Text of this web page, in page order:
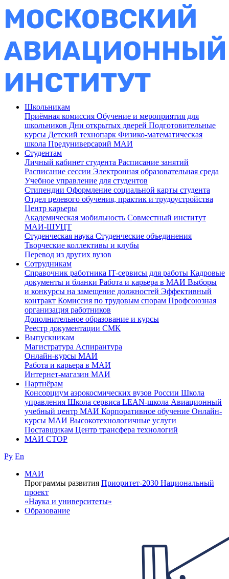
Школьникам
Приёмная комиссия Обучение и мероприятия для
школьников Дни открытых дверей Подготовительные
курсы Детский технопарк Физико-математическая
школа Предуниверсарий МАИ
Студентам
Личный кабинет студента Расписание занятий
Расписание сессии Электронная образовательная среда
Учебное управление для студентов
Стипендии Оформление социальной карты студента
Отдел целевого обучения, практик и трудоустройства
Центр карьеры
Академическая мобильность Совместный институт
МАИ-ШУЦТ
Студенческая наука Студенческие объединения
Творческие коллективы и клубы
Перевод из других вузов
Сотрудникам
Cправочник работника IT-сервисы для работы Кадровые
документы и бланки Работа и карьера в МАИ Выборы
и конкурсы на замещение должностей Эффективный
контракт Комиссия по трудовым спорам Профсоюзная
организация работников
Дополнительное образование и курсы
Реестр документации СМК
Выпускникам
Магистратура Аспирантура
Онлайн-курсы МАИ
Работа и карьера в МАИ
Интернет-магазин МАИ
Партнёрам
Консорциум аэрокосмических вузов России Школа
управления Школа сервиса LEAN-школа Авиационный
учебный центр МАИ Корпоративное обучение Онлайн-
курсы МАИ Высокотехнологичные услуги
Поставщикам Центр трансфера технологий
МАИ СТОР
Ру En
МАИ
Программы развития Приоритет-2030 Национальный
проект
«Наука и университеты»
Образование